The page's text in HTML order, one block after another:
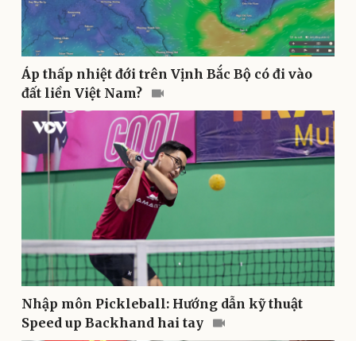
Phòng mạch online
Ăn sạch sống khỏe
Văn hóa
Sân khấu - Điện ảnh
Văn học
Âm nhạc
Giải trí
Nghệ sĩ
Thời trang
Sao Việt
Áp thấp nhiệt đới trên Vịnh Bắc Bộ có đi vào
đất liền Việt Nam?
Nhập môn Pickleball: Hướng dẫn kỹ thuật
Speed up Backhand hai tay